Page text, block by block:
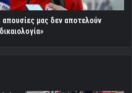
μας δεν αποτελούν
δικαιολογία»